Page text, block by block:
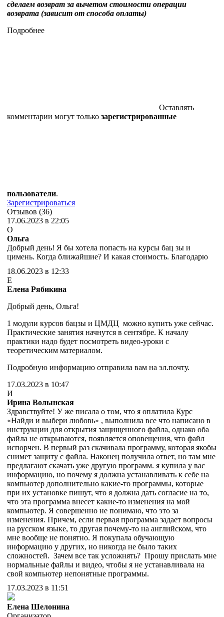
сделаем возврат за вычетом стоимости операции
возврата (зависит от способа оплаты)
Подробнее
Оставлять
комментарии могут только зарегистрированные
пользователи.
Зарегистрироваться
Отзывов (36)
17.06.2023 в 22:05
О
Ольга
Добрый день! Я бы хотела попасть на курсы бац зы и
цимень. Когда ближайшие? И какая стоимость. Благодарю
18.06.2023 в 12:33
Е
Елена Рябикина
Добрый день, Ольга!
1 модули курсов бацзы и ЦМДЦ можно купить уже сейчас.
Практические занятия начнутся в сентябре. К началу
практики надо будет посмотреть видео-уроки с
теоретическим материалом.
Подробную информацию отправила вам на эл.почту.
17.03.2023 в 10:47
И
Ирина Волынская
Здравствуйте! У же писала о том, что я оплатила Курс
«Найди и выбери любовь» , выполнила все что написано в
инструкции для открытия защищенного файла, однако оба
файла не открываются, появляется оповещения, что файл
испорчен. В первый раз скачивала программу, которая якобы
снимет защиту с файла. Наконец получила ответ, но там мне
предлагают скачать уже другую программ. я купила у вас
информацию, но почему я должна устанавливать к себе на
компьютер дополнительно какие-то программы, которые
при их установке пишут, что я должна дать согласие на то,
что эта программа внесет какие-то изменения на мой
компьютер. Я совершенно не понимаю, что это за
изменения. Причем, если первая программа задает вопросы
на русском языке, то другая почему-то на английском, что
мне вообще не понятно. Я покупала обучающую
информацию у других, но никогда не было таких
сложностей. Зачем все так усложнять? Прошу прислать мне
нормальные файлы и видео, чтобы я не устанавливала на
свой компьютер непонятные программы.
17.03.2023 в 11:51
Елена Шелонина